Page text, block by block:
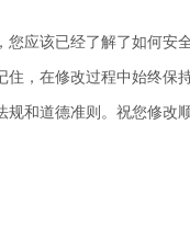
您应该已经了解了如何安
住，在修改过程中始终保
规和道德准则。祝您修改